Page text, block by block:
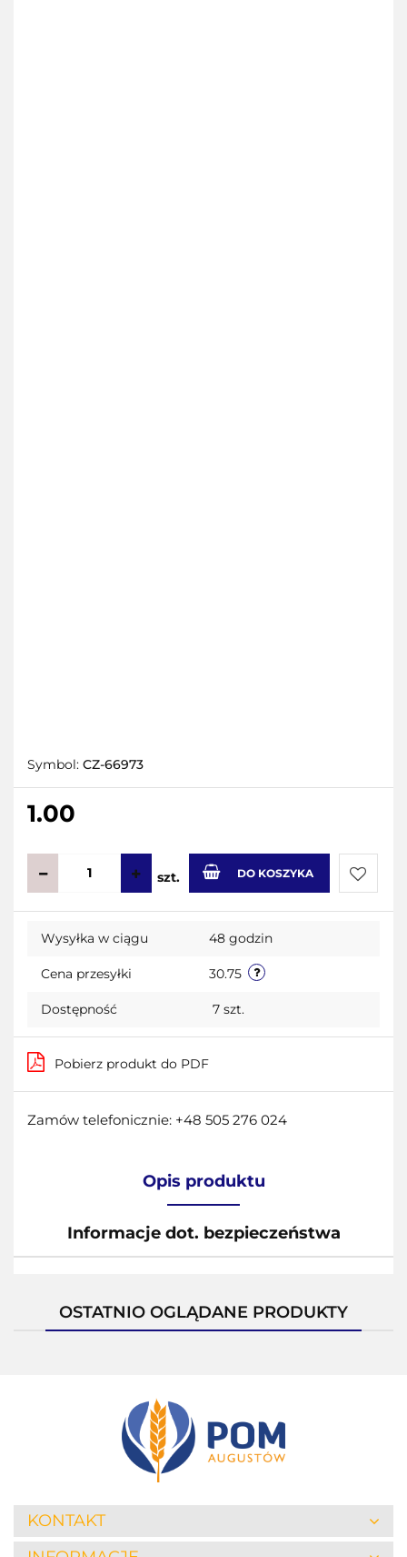
Symbol: CZ-66973
1.00
szt. DO KOSZYKA
Do
Wysyłka w ciągu 48 godzin
Cena przesyłki 30.75
Dostępność 7 szt.
Pobierz produkt do PDF
Zamów telefonicznie: +48 505 276 024
Opis produktu
Informacje dot. bezpieczeństwa
OSTATNIO OGLĄDANE PRODUKTY
KONTAKT